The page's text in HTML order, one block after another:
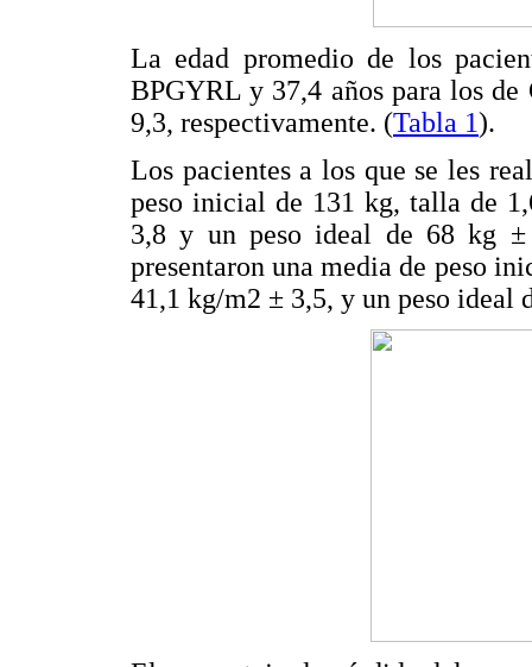
La edad promedio de los
BPGYRL y 37,4 años para los
9,3, respectivamente. (Tabla 1).
Los pacientes a los que se les
peso inicial de 131 kg, talla de
3,8 y un peso ideal de 68 kg
presentaron una media de peso
41,1 kg/m2 ± 3,5, y un peso ideal